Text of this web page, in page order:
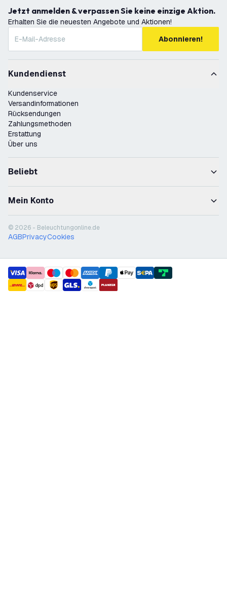
Jetzt anmelden & verpassen Sie keine einzige Aktion.
Erhalten Sie die neuesten Angebote und Aktionen!
Abonnieren!
Kundendienst
Kundenservice
Versandinformationen
Rücksendungen
Zahlungsmethoden
Erstattung
Über uns
Beliebt
Mein Konto
© 2026 - Beleuchtungonline.de
AGBPrivacyCookies
payment methods
shipment methods